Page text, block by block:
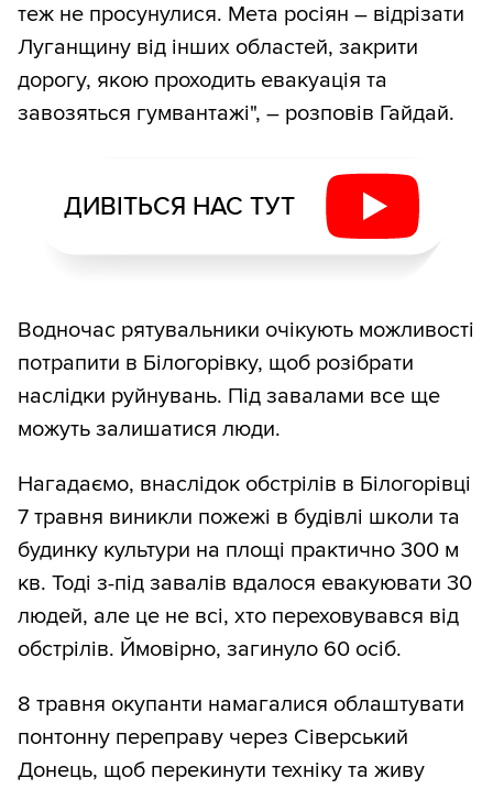
теж не просунулися. Мета росіян – відрізати
Луганщину від інших областей, закрити
дорогу, якою проходить евакуація та
завозяться гумвантажі", – розповів Гайдай.
ДИВІТЬСЯ НАС ТУТ
Водночас рятувальники очікують можливості
потрапити в Білогорівку, щоб розібрати
наслідки руйнувань. Під завалами все ще
можуть залишатися люди.
Нагадаємо, внаслідок обстрілів в Білогорівці
7 травня виникли пожежі в будівлі школи та
будинку культури на площі практично 300 м
кв. Тоді з-під завалів вдалося евакуювати 30
людей, але це не всі, хто переховувався від
обстрілів. Ймовірно, загинуло 60 осіб.
8 травня окупанти намагалися облаштувати
понтонну переправу через Сіверський
Донець, щоб перекинути техніку та живу